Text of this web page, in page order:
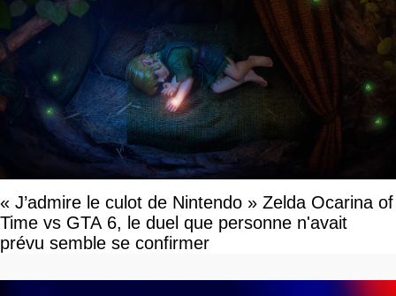
« J’admire le culot de Nintendo » Zelda Ocarina of
Time vs GTA 6, le duel que personne n'avait
prévu semble se confirmer